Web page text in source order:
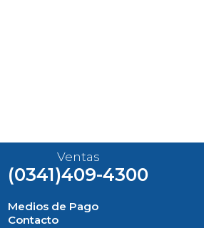
Ventas
(0341)409-4300
Medios de Pago
Contacto